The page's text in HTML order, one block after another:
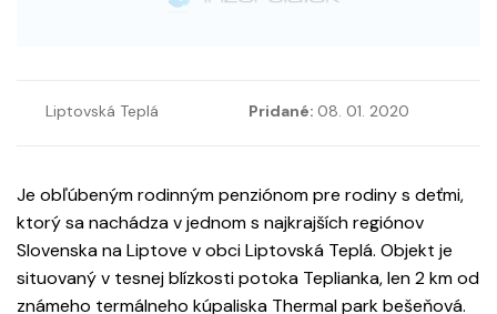
Liptovská Teplá Pridané: 08. 01. 2020
Je obľúbeným rodinným penziónom pre rodiny s deťmi,
ktorý sa nachádza v jednom s najkrajších regiónov
Slovenska na Liptove v obci Liptovská Teplá. Objekt je
situovaný v tesnej blízkosti potoka Teplianka, len 2 km od
známeho termálneho kúpaliska Thermal park bešeňová.